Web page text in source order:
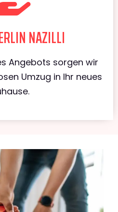
NAZILLI
Angebots sorgen wir
Umzug in Ihr neues